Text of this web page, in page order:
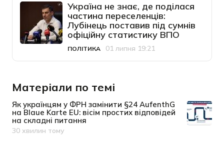
Україна не знає, де поділася
частина переселенців:
Лубінець поставив під сумнів
офіційну статистику ВПО
Категорія
ПОЛІТИКА
Дата публікації
01 липня 19:21
Матеріали по темі
Як українцям у ФРН замінити §24 AufenthG
на Blaue Karte EU: вісім простих відповідей
на складні питання
Дата публікації
30 хвилин тому